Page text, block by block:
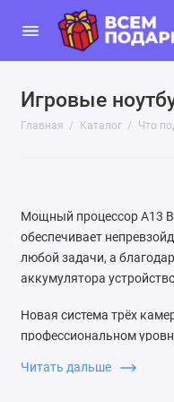
Игровые
Главная Каталог Что
Мощный процессор A13
обеспечивает
любой задачи, а
аккумулятора
Новая система трёх
профессиональном
Камера также
Читать дальше